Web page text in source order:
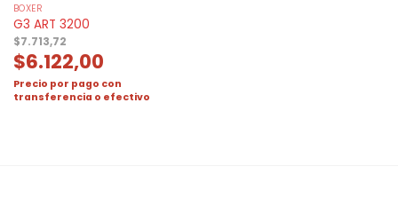
BOXER
G3 ART 3200
$7.713,72
$6.122,00
Precio por pago con
transferencia o efectivo